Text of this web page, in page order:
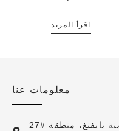
اقرأ المزيد
معلومات عنا
27# طريق تشيانغفنغ، مدينة بايفنغ، منطقة